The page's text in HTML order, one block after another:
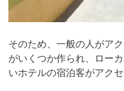
そのため、一般の人がア
がいくつか作られ、ロー
いホテルの宿泊客がアク